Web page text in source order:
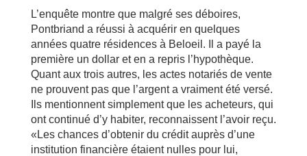
L’enquête montre que malgré ses déboires,
Pontbriand a réussi à acquérir en quelques
années quatre résidences à Beloeil. Il a payé la
première un dollar et en a repris l’hypothèque.
Quant aux trois autres, les actes notariés de vente
ne prouvent pas que l’argent a vraiment été versé.
Ils mentionnent simplement que les acheteurs, qui
ont continué d’y habiter, reconnaissent l’avoir reçu.
«Les chances d’obtenir du crédit auprès d’une
institution financière étaient nulles pour lui,